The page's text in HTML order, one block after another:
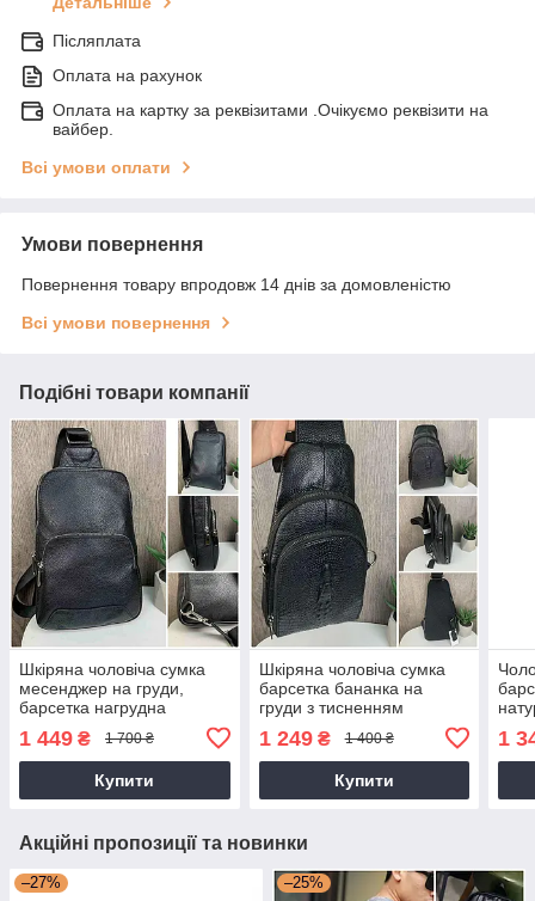
Післяплата
Оплата на рахунок
Оплата на картку за реквізитами .Очікуємо реквізити на
вайбер.
Всі умови оплати
Умови повернення
Повернення товару впродовж 14 днів за домовленістю
Всі умови повернення
Подібні товари компанії
Шкіряна чоловіча сумка
месенджер на груди,
барсетка нагрудна
шкіри
1 449 ₴ 1 700 ₴
Купити
Шкіряна чоловіча сумка
барсетка бананка на
груди з тисненням
1 249₴ 1 400 ₴
Купити
1
Акційні пропозиції та новинки
–27% –25%